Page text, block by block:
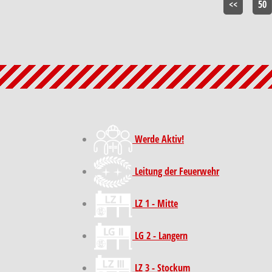
<< 50
Werde Aktiv!
Leitung der Feuerwehr
LZ 1 - Mitte
LG 2 - Langern
LZ 3 - Stockum